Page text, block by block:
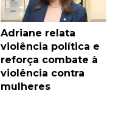
Adriane relata
violência política e
reforça combate à
violência contra
mulheres